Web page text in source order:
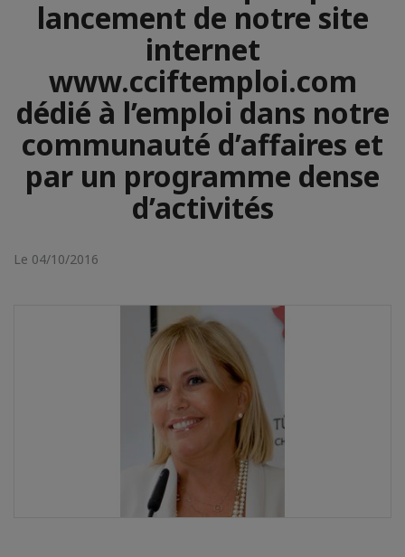
lancement de notre site
internet
www.cciftemploi.com
dédié à l’emploi dans notre
communauté d’affaires et
par un programme dense
d’activités
Le 04/10/2016